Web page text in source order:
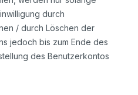
durch
/ durch Löschen der
jedoch bis zum Ende des
des Benutzerkontos